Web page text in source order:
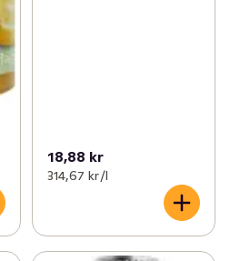
18,88 kr
314,67 kr /l